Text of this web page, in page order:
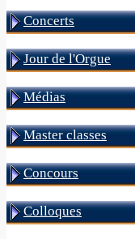
Concerts
Jour de l'Orgue
Médias
Master classes
Concours
Colloques